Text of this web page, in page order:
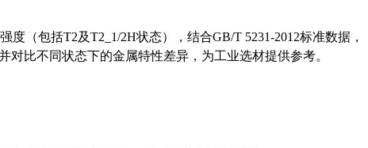
（包括T2及T2_1/2H状态），结合GB/T 5231-2012标准数据，
对比不同状态下的金属特性差异，为工业选材提供参考。